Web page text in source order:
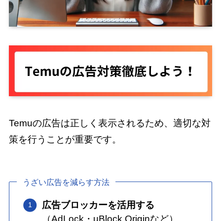
Temuの広告は正しく表示されるため、適切な対
策を行うことが重要です。
うざい広告を減らす方法
広告ブロッカーを活用する
（AdLock・uBlock Originなど）